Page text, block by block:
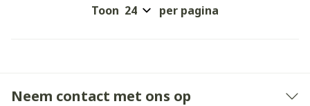
Toon per pagina
Neem contact met ons op